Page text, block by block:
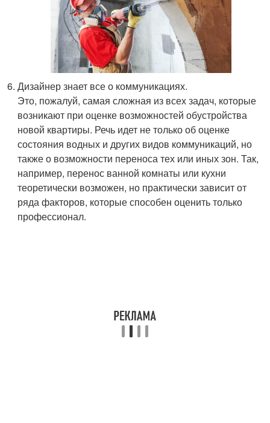
Дизайнер знает все о коммуникациях.
Это, пожалуй, самая сложная из всех задач, которые
возникают при оценке возможностей обустройства
новой квартиры. Речь идет не только об оценке
состояния водных и других видов коммуникаций, но
также о возможности переноса тех или иных зон. Так,
например, перенос ванной комнаты или кухни
теоретически возможен, но практически зависит от
ряда факторов, которые способен оценить только
профессионал.